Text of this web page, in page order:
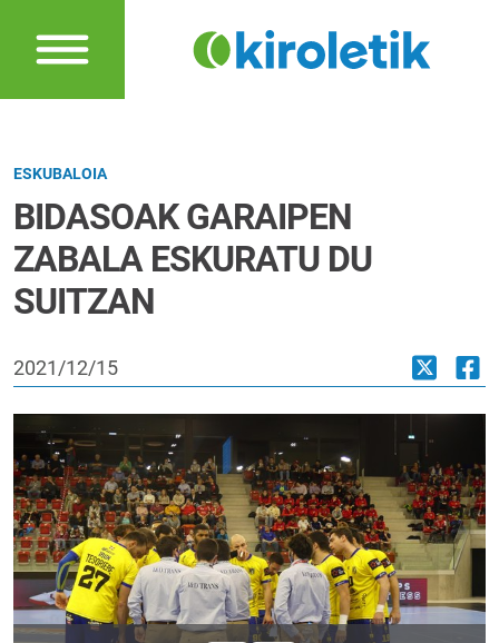
ESKUBALOIA
BIDASOAK GARAIPEN
ZABALA ESKURATU DU
SUITZAN
2021/12/15